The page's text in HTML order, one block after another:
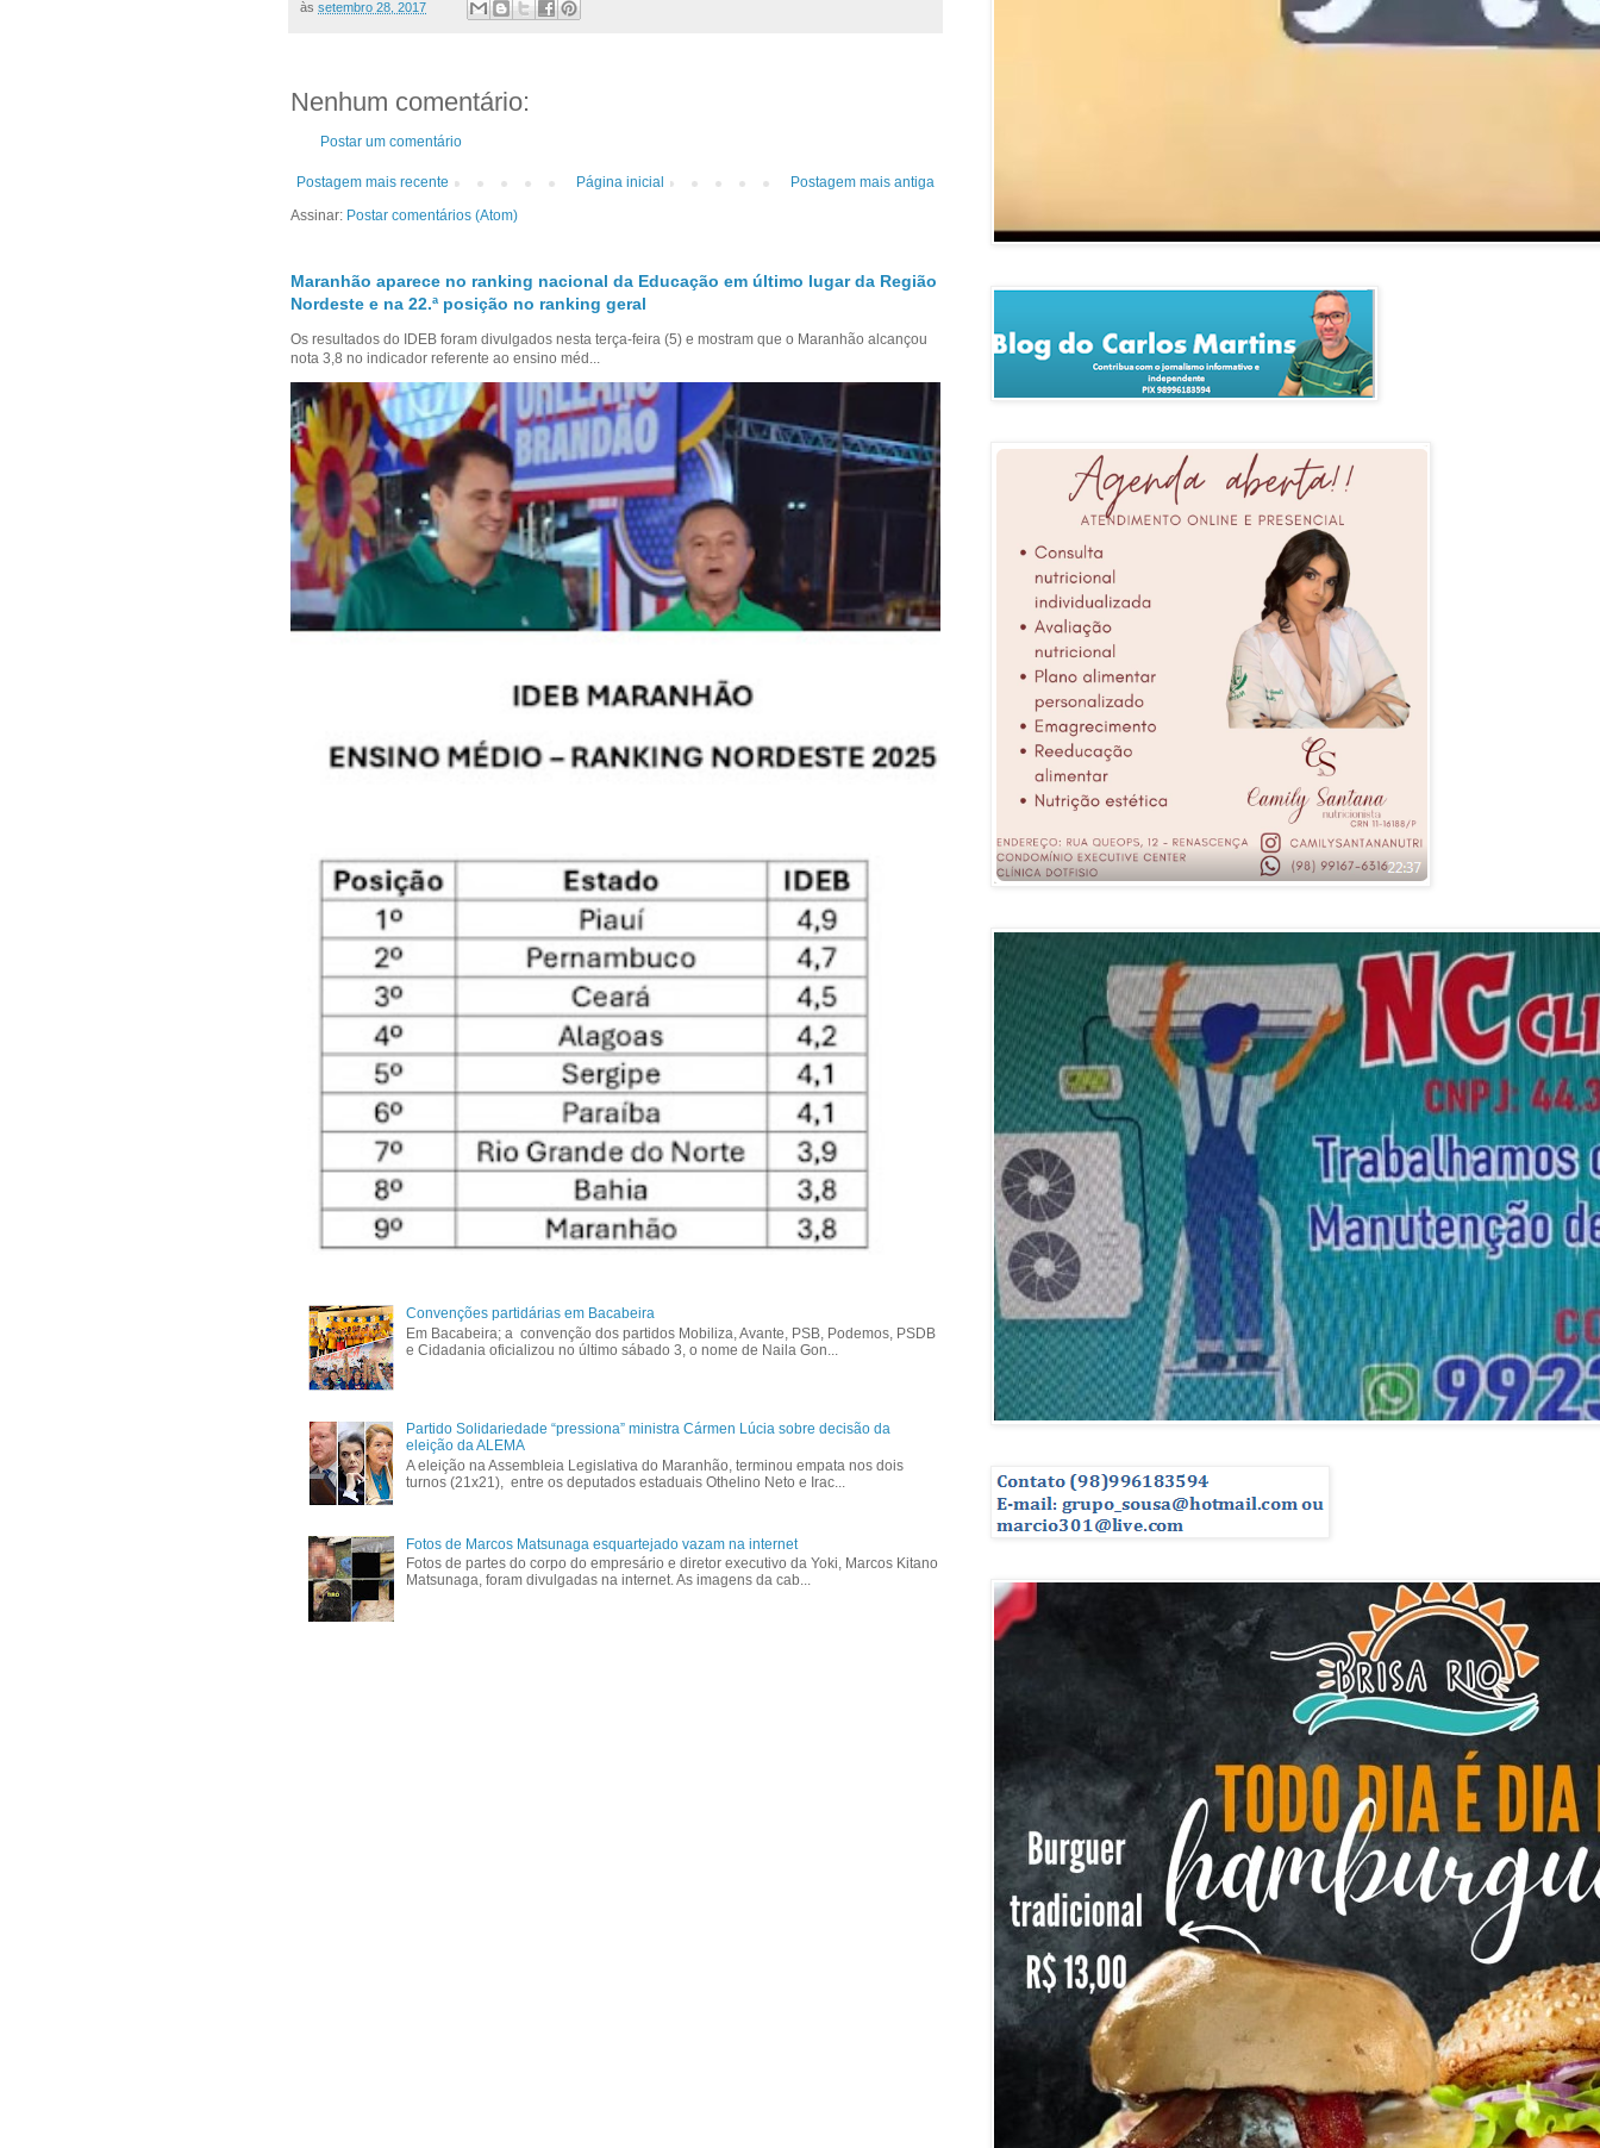
às setembro 28, 2017
Nenhum comentário:
Postar um comentário
Postagem mais recente Postagem mais antiga
Página inicial
Assinar: Postar comentários (Atom)
Maranhão aparece no ranking nacional da Educação em último lugar da Região
Nordeste e na 22.ª posição no ranking geral
Os resultados do IDEB foram divulgados nesta terça-feira (5) e mostram que o Maranhão alcançou
nota 3,8 no indicador referente ao ensino méd...
Convenções partidárias em Bacabeira
Em Bacabeira; a convenção dos partidos Mobiliza, Avante, PSB, Podemos, PSDB
e Cidadania oficializou no último sábado 3, o nome de Naila Gon...
Partido Solidariedade “pressiona” ministra Cármen Lúcia sobre decisão da
eleição da ALEMA
A eleição na Assembleia Legislativa do Maranhão, terminou empata nos dois
turnos (21x21), entre os deputados estaduais Othelino Neto e Irac...
Fotos de Marcos Matsunaga esquartejado vazam na internet
Fotos de partes do corpo do empresário e diretor executivo da Yoki, Marcos Kitano
Matsunaga, foram divulgadas na internet. As imagens da cab...